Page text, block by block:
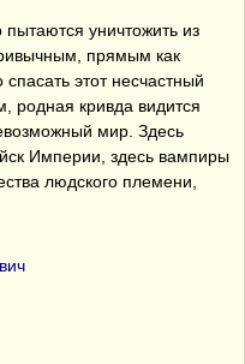
уничтожить из
прямым как
этот несчастный
родная кривда видится
мир. Здесь
Империи, здесь вампиры
людского племени,